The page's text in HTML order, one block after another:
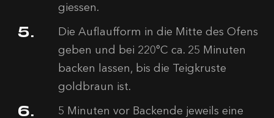
giessen.
Die Auflaufform in die Mitte des Ofens
geben und bei 220°C ca. 25 Minuten
backen lassen, bis die Teigkruste
goldbraun ist.
5 Minuten vor Backende jeweils eine